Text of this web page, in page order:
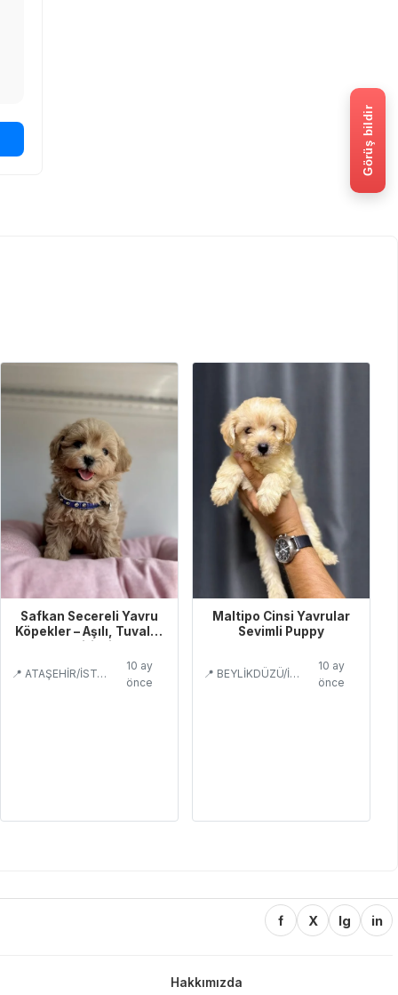
Safkan Secereli Yavru
Köpekler – Aşılı, Tuvalet
📍 ATAŞEHİR/İSTANBUL
10 ay
önce
Maltipo Cinsi Yavrular
Sevimli Puppy
📍 BEYLİKDÜZÜ/İSTANBUL
10 ay
önce
f X Ig in
Hakkımızda
Görüş bildir